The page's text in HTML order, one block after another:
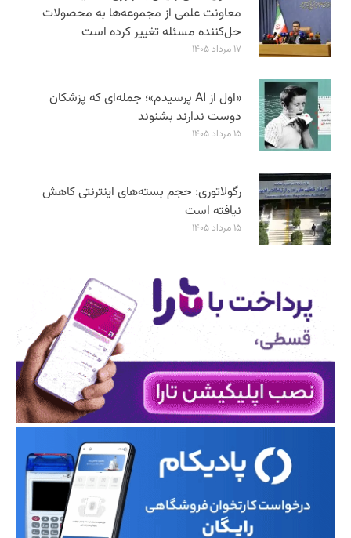
معاونت علمی از مجموعه‌ها به محصولات
حل‌کننده مسئله تغییر کرده است
۱۷ مرداد ۱۴۰۵
«اول از AI پرسیدم»؛ جمله‌ای که پزشکان
دوست ندارند بشنوند
۱۵ مرداد ۱۴۰۵
رگولاتوری: حجم بسته‌های اینترنتی کاهش
نیافته است
۱۵ مرداد ۱۴۰۵